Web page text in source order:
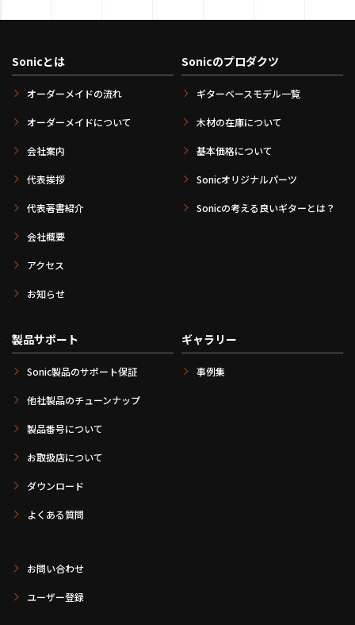
Sonicとは
オーダーメイドの流れ
オーダーメイドについて
会社案内
代表挨拶
代表著書紹介
会社概要
アクセス
お知らせ
Sonicのプロダクツ
ギターベースモデル一覧
木材の在庫について
基本価格について
Sonicオリジナルパーツ
Sonicの考える良いギターとは？
製品サポート
Sonic製品のサポート保証
他社製品のチューンナップ
製品番号について
お取扱店について
ダウンロード
よくある質問
ギャラリー
事例集
お問い合わせ
ユーザー登録